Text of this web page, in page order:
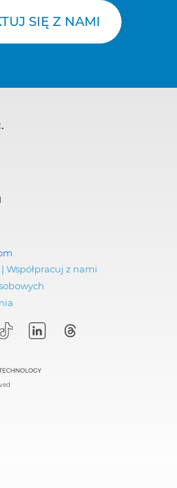
SIĘ Z NAMI
| Współpracuj z nami